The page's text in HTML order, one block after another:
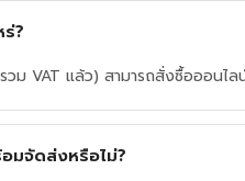
?
ม VAT แล้ว) สามารถสั่งซื้อออนไล
มจัดส่งหรือไม่?